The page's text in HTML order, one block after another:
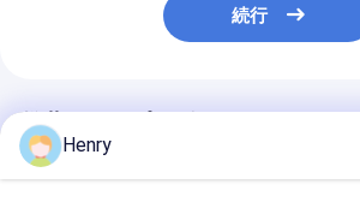
続行
推薦されたプロダクト
Henry